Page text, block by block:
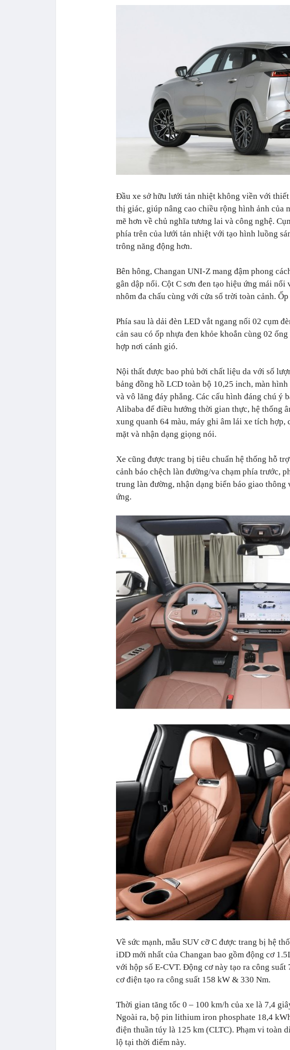
Đầu xe sở hữu lưới tản nhiệt không viền với thiết
thị giác, giúp nâng cao chiều rộng hình ảnh của
mẽ hơn về chủ nghĩa tương lai và công nghệ.
phía trên của lưới tản nhiệt với tạo hình luồng
trông năng động hơn.
Bên hông, Changan UNI-Z mang đậm phong
gân dập nổi. Cột C sơn đen tạo hiệu ứng mái
nhôm đa ​​chấu cùng với cửa sổ trời toàn cảnh.
Phía sau là dải đèn LED vắt ngang nối 02 cụm
cản sau có ốp nhựa đen khỏe khoắn cùng 02
hợp nơi cánh gió.
Nội thất được bao phủ bởi chất liệu da với số
bảng đồng hồ LCD toàn bộ 10,25 inch, màn
và vô lăng đáy phẳng. Các cấu hình đáng chú ý
Alibaba để điều hướng thời gian thực, hệ thống
xung quanh 64 màu, máy ghi âm lái xe tích hợp,
mặt và nhận dạng giọng nói.
Xe cũng được trang bị tiêu chuẩn hệ thống hỗ
cảnh báo chệch làn đường/va chạm phía trước,
trung làn đường, nhận dạng biển báo giao
ứng.
Về sức mạnh, mẫu SUV cỡ C được trang bị hệ
iDD mới nhất của Changan bao gồm động cơ
với hộp số E-CVT. Động cơ này tạo ra công
cơ điện tạo ra công suất 158 ​​kW & 330 Nm.
Thời gian tăng tốc 0 – 100 km/h của xe là 7,4
Ngoài ra, bộ pin lithium iron phosphate 18,4
điện thuần túy là 125 km (CLTC). Phạm vi toàn
lộ tại thời điểm này.